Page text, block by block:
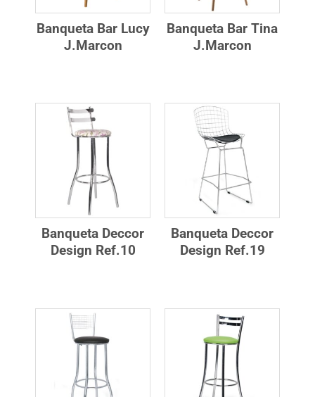
Banqueta Bar Lucy
J.Marcon
Banqueta Bar Tina
J.Marcon
Banqueta Deccor
Design Ref.10
Banqueta Deccor
Design Ref.19